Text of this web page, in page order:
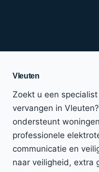
Vleuten
Zoekt u een
vervangen in
ondersteunt
professionele
communicatie en
naar veiligheid, extra